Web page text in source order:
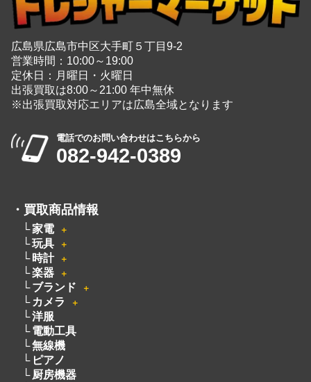
広島県広島市中区大手町５丁目9-2
営業時間：10:00～19:00
定休日：月曜日・火曜日
出張買取は8:00～21:00 年中無休
※出張買取対応エリアは広島全域となります
電話でのお問い合わせはこちらから
082-942-0389
・ 買取商品情報
家電 ＋
玩具 ＋
時計 ＋
楽器 ＋
ブランド ＋
カメラ ＋
洋服
電動工具
無線機
ピアノ
厨房機器